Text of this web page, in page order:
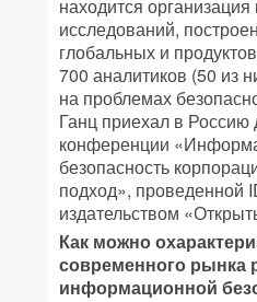
находится
исследований,
глобальных и
700 аналитиков (50 из
на проблемах
Ганц приехал в Россию
конференции
безопасность
подход», проведенной
издательством
Как можно
современного рынка
информационной